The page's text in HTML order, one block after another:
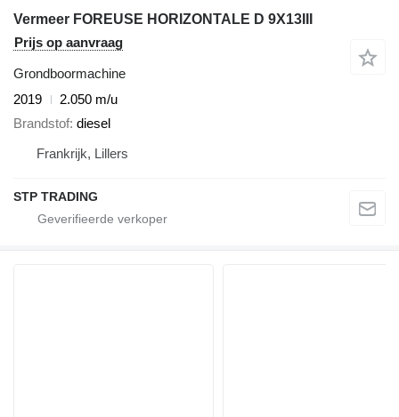
Vermeer FOREUSE HORIZONTALE D 9X13III
Prijs op aanvraag
Grondboormachine
2019
2.050 m/u
Brandstof diesel
Frankrijk, Lillers
STP TRADING